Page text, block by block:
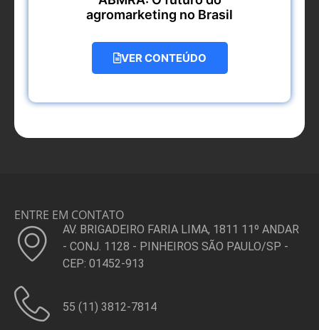
agromarketing no Brasil
VER CONTEÚDO
ENTRE EM CONTATO
AV. BRIGADEIRO FARIA LIMA, 1811 11º ANDAR
- CONJ. 1128 - PINHEIROS SÃO PAULO/SP -
CEP: 01452-913
55 (11) 3812-7814